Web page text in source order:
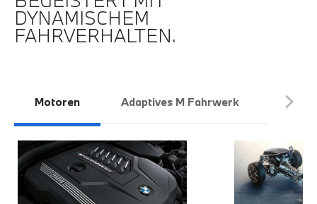
DYNAMISCHEM
FAHRVERHALTEN.
Motoren Adaptives M Fahrwerk